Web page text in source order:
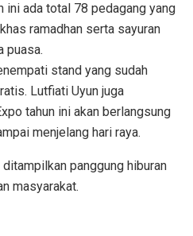
ini ada total 78 pedagang yang
ramadhan serta sayuran
puasa.
stand yang sudah
Lutfiati Uyun juga
tahun ini akan berlangsung
menjelang hari raya.
panggung hiburan
masyarakat.